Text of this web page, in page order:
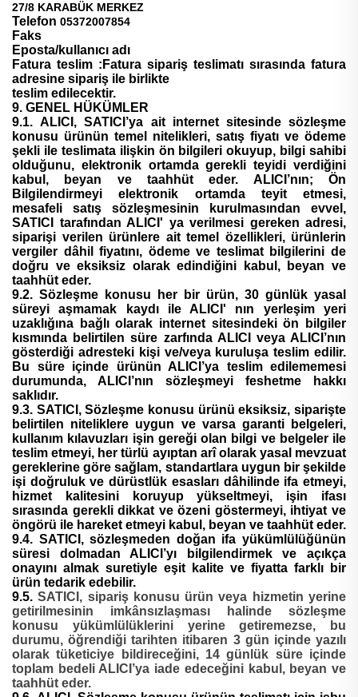
27/8 KARABÜK MERKEZ
Telefon 05372007854
Faks
Eposta/kullanıcı adı
Fatura teslim :Fatura sipariş teslimatı sırasında fatura
adresine sipariş ile birlikte
teslim edilecektir.
9. GENEL HÜKÜMLER
9.1. ALICI, SATICI’ya ait internet sitesinde sözleşme
konusu ürünün temel nitelikleri, satış fiyatı ve ödeme
şekli ile teslimata ilişkin ön bilgileri okuyup, bilgi sahibi
olduğunu, elektronik ortamda gerekli teyidi verdiğini
kabul, beyan ve taahhüt eder. ALICI’nın; Ön
Bilgilendirmeyi elektronik ortamda teyit etmesi,
mesafeli satış sözleşmesinin kurulmasından evvel,
SATICI tarafından ALICI' ya verilmesi gereken adresi,
siparişi verilen ürünlere ait temel özellikleri, ürünlerin
vergiler dâhil fiyatını, ödeme ve teslimat bilgilerini de
doğru ve eksiksiz olarak edindiğini kabul, beyan ve
taahhüt eder.
9.2. Sözleşme konusu her bir ürün, 30 günlük yasal
süreyi aşmamak kaydı ile ALICI' nın yerleşim yeri
uzaklığına bağlı olarak internet sitesindeki ön bilgiler
kısmında belirtilen süre zarfında ALICI veya ALICI’nın
gösterdiği adresteki kişi ve/veya kuruluşa teslim edilir.
Bu süre içinde ürünün ALICI’ya teslim edilememesi
durumunda, ALICI’nın sözleşmeyi feshetme hakkı
saklıdır.
9.3. SATICI, Sözleşme konusu ürünü eksiksiz, siparişte
belirtilen niteliklere uygun ve varsa garanti belgeleri,
kullanım kılavuzları işin gereği olan bilgi ve belgeler ile
teslim etmeyi, her türlü ayıptan arî olarak yasal mevzuat
gereklerine göre sağlam, standartlara uygun bir şekilde
işi doğruluk ve dürüstlük esasları dâhilinde ifa etmeyi,
hizmet kalitesini koruyup yükseltmeyi, işin ifası
sırasında gerekli dikkat ve özeni göstermeyi, ihtiyat ve
öngörü ile hareket etmeyi kabul, beyan ve taahhüt eder.
9.4. SATICI, sözleşmeden doğan ifa yükümlülüğünün
süresi dolmadan ALICI’yı bilgilendirmek ve açıkça
onayını almak suretiyle eşit kalite ve fiyatta farklı bir
ürün tedarik edebilir.
9.5.SATICI, sipariş konusu ürün veya hizmetin yerine
getirilmesinin imkânsızlaşması halinde sözleşme
konusu yükümlülüklerini yerine getiremezse, bu
durumu, öğrendiği tarihten itibaren 3 gün içinde yazılı
olarak tüketiciye bildireceğini, 14 günlük süre içinde
toplam bedeli ALICI’ya iade edeceğini kabul, beyan ve
taahhüt eder.